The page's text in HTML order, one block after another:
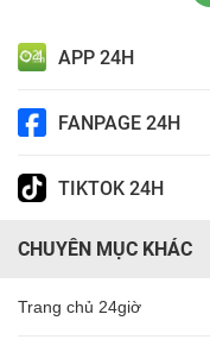
APP 24H
FANPAGE 24H
TIKTOK 24H
CHUYÊN MỤC KHÁC
Trang chủ 24giờ